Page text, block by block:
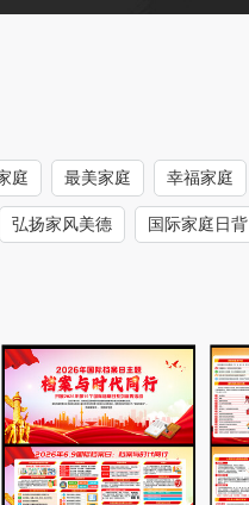
庭 最美家庭 幸福家庭
弘扬家风美德 国际家庭日背